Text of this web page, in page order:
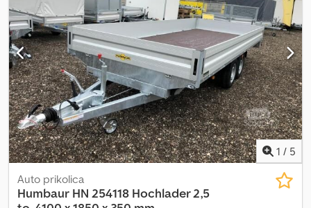
1 / 5
Auto prikolica
Humbaur HN 254118 Hochlader 2,5